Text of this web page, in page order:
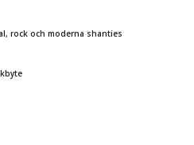
rock och moderna shanties